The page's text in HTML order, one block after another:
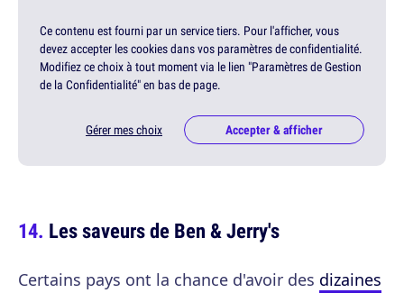
Ce contenu est fourni par un service tiers. Pour l'afficher, vous
devez accepter les cookies dans vos paramètres de confidentialité.
Modifiez ce choix à tout moment via le lien "Paramètres de Gestion
de la Confidentialité" en bas de page.
Gérer mes choix Accepter & afficher
Les saveurs de Ben & Jerry's
Certains pays ont la chance d'avoir des dizaines